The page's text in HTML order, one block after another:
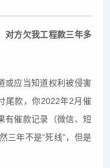
对方欠我工程款三年多
或应当知道权利被侵害
尾款，你2022年2月催
有催款记录（微信、短
三年不是“死线”，但是